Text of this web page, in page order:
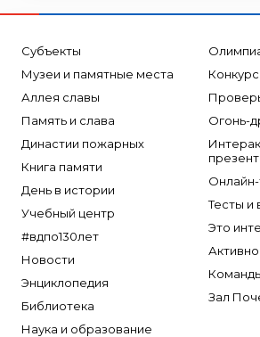
Субъекты
Музеи и памятные места
Аллея славы
Память и слава
Династии пожарных
Книга памяти
День в истории
Учебный центр
#вдпо130лет
Новости
Энциклопедия
Библиотека
Наука и образование
Огонь-
Тесты и
Это
Зал